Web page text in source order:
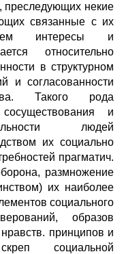
преследующих некие
связанные с их
интересы и
относительно
в структурном
и согласованности
ва. Такого рода
и
людей
их социально
прагматич.
размножение
их наиболее
социального
образов
принципов и
социальной